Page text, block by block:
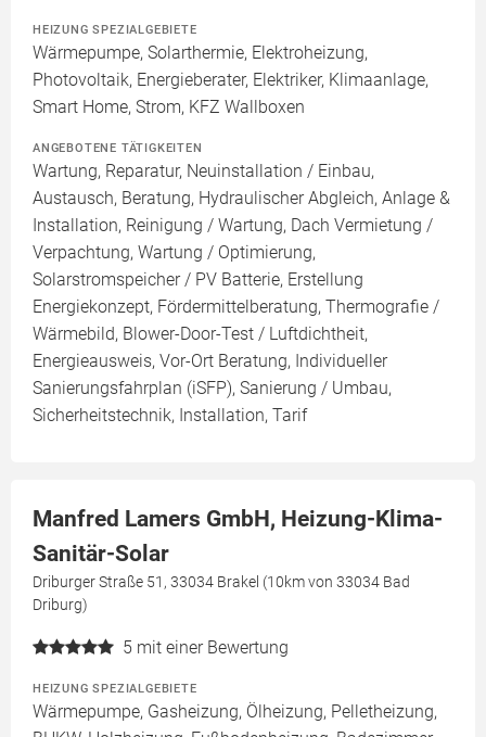
HEIZUNG SPEZIALGEBIETE
Wärmepumpe, Solarthermie, Elektroheizung,
Photovoltaik, Energieberater, Elektriker, Klimaanlage,
Smart Home, Strom, KFZ Wallboxen
ANGEBOTENE TÄTIGKEITEN
Wartung, Reparatur, Neuinstallation / Einbau,
Austausch, Beratung, Hydraulischer Abgleich, Anlage &
Installation, Reinigung / Wartung, Dach Vermietung /
Verpachtung, Wartung / Optimierung,
Solarstromspeicher / PV Batterie, Erstellung
Energiekonzept, Fördermittelberatung, Thermografie /
Wärmebild, Blower-Door-Test / Luftdichtheit,
Energieausweis, Vor-Ort Beratung, Individueller
Sanierungsfahrplan (iSFP), Sanierung / Umbau,
Sicherheitstechnik, Installation, Tarif
Manfred Lamers GmbH, Heizung-Klima-
Sanitär-Solar
Driburger Straße 51, 33034 Brakel (10km von 33034 Bad
Driburg)
5 mit einer Bewertung
HEIZUNG SPEZIALGEBIETE
Wärmepumpe, Gasheizung, Ölheizung, Pelletheizung,